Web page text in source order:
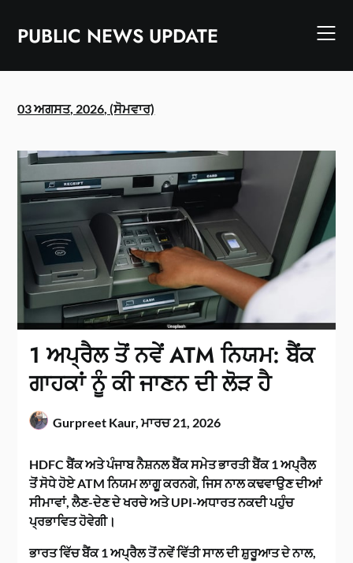
contentPUBLIC NEWS UPDATE
03 ਅਗਸਤ, 2026, (ਸੋਮਵਾਰ)
1 ਅਪ੍ਰੈਲ ਤੋਂ ਨਵੇਂ ATM ਨਿਯਮ: ਬੈਂਕ
ਗਾਹਕਾਂ ਨੂੰ ਕੀ ਜਾਣਨ ਦੀ ਲੋੜ ਹੈ
Gurpreet Kaur,ਮਾਰਚ 21, 2026
HDFC ਬੈਂਕ ਅਤੇ ਪੰਜਾਬ ਨੈਸ਼ਨਲ ਬੈਂਕ ਸਮੇਤ ਭਾਰਤੀ ਬੈਂਕ 1 ਅਪ੍ਰੈਲ
ਤੋਂ ਸੋਧੇ ਹੋਏ ATM ਨਿਯਮ ਲਾਗੂ ਕਰਨਗੇ, ਜਿਸ ਨਾਲ ਕਢਵਾਉਣ ਦੀਆਂ
ਸੀਮਾਵਾਂ, ਲੈਣ-ਦੇਣ ਦੇ ਖਰਚੇ ਅਤੇ UPI-ਅਧਾਰਤ ਨਕਦੀ ਪਹੁੰਚ
ਪ੍ਰਭਾਵਿਤ ਹੋਵੇਗੀ।
ਭਾਰਤ ਵਿੱਚ ਬੈਂਕ 1 ਅਪ੍ਰੈਲ ਤੋਂ ਨਵੇਂ ਵਿੱਤੀ ਸਾਲ ਦੀ ਸ਼ੁਰੂਆਤ ਦੇ ਨਾਲ,